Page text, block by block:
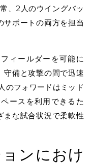
、2人のウイングバッ
サポートの両方を担当
ィールダーを可能に
守備と攻撃の間で迅速
のフォワードはミッド
ースを利用できるた
まな試合状況で柔軟性
ンにおけ